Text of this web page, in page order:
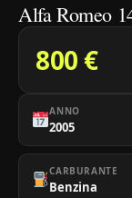
Alfa Romeo
800 €
ANNO
2005
CARBURANTE
Benzina